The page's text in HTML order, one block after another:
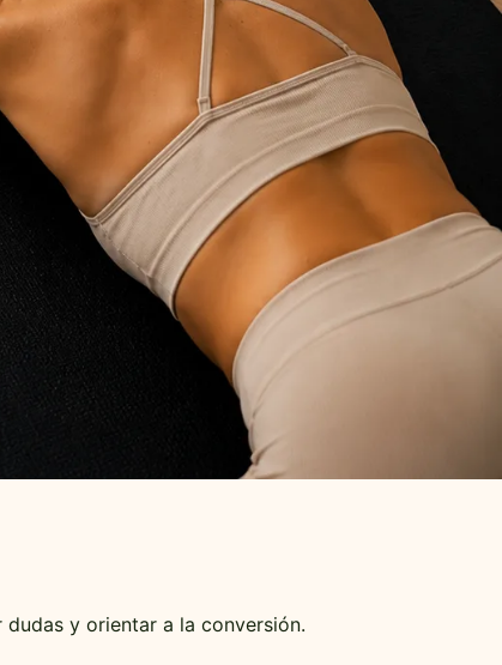
y orientar a la conversión.